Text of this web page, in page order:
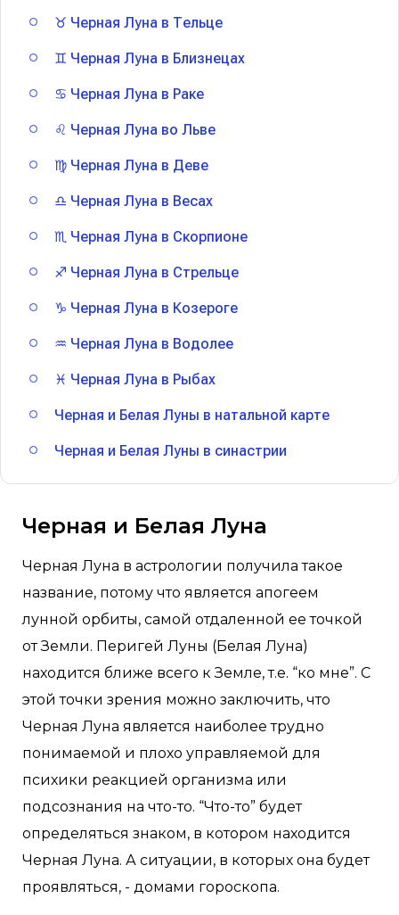
♉ Черная Луна в Тельце
♊️ Черная Луна в Близнецах
♋️ Черная Луна в Раке
♌️ Черная Луна во Льве
♍️ Черная Луна в Деве
♎️ Черная Луна в Весах
♏️ Черная Луна в Скорпионе
♐️ Черная Луна в Стрельце
♑️ Черная Луна в Козероге
♒️ Черная Луна в Водолее
♓️ Черная Луна в Рыбах
Черная и Белая Луны в натальной карте
Черная и Белая Луны в синастрии
Черная и Белая Луна
Черная Луна в астрологии получила такое
название, потому что является апогеем
лунной орбиты, самой отдаленной ее точкой
от Земли. Перигей Луны (Белая Луна)
находится ближе всего к Земле, т.е. “ко мне”. С
этой точки зрения можно заключить, что
Черная Луна является наиболее трудно
понимаемой и плохо управляемой для
психики реакцией организма или
подсознания на что-то. “Что-то” будет
определяться знаком, в котором находится
Черная Луна. А ситуации, в которых она будет
проявляться, - домами гороскопа.